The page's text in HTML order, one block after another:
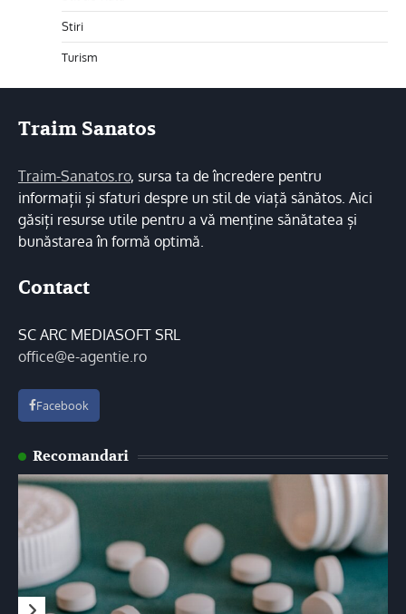
Stiri
Turism
Traim Sanatos
Traim-Sanatos.ro, sursa ta de încredere pentru
informații și sfaturi despre un stil de viață sănătos. Aici
găsiți resurse utile pentru a vă menține sănătatea și
bunăstarea în formă optimă.
Contact
SC ARC MEDIASOFT SRL
office@e-agentie.ro
Facebook
Recomandari